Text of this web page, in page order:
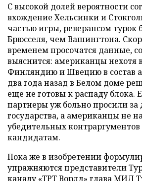
С высокой долей вероятности
вхождение Хельсинки и
частью игры, реверансом турок
Брюсселя, чем Вашингтона.
временем просочатся данные,
выяснится: американцы нехотя
Финляндию и Швецию в состав
два года назад в Белом доме
еще не готовы к распаду блока.
партнеры уж больно просили за
государства, а американцы не
убедительных контраргументов
кандидатам.
Пока же в изобретении
упражняются представители
каналу «ТРТ Ворлд» глава МИД